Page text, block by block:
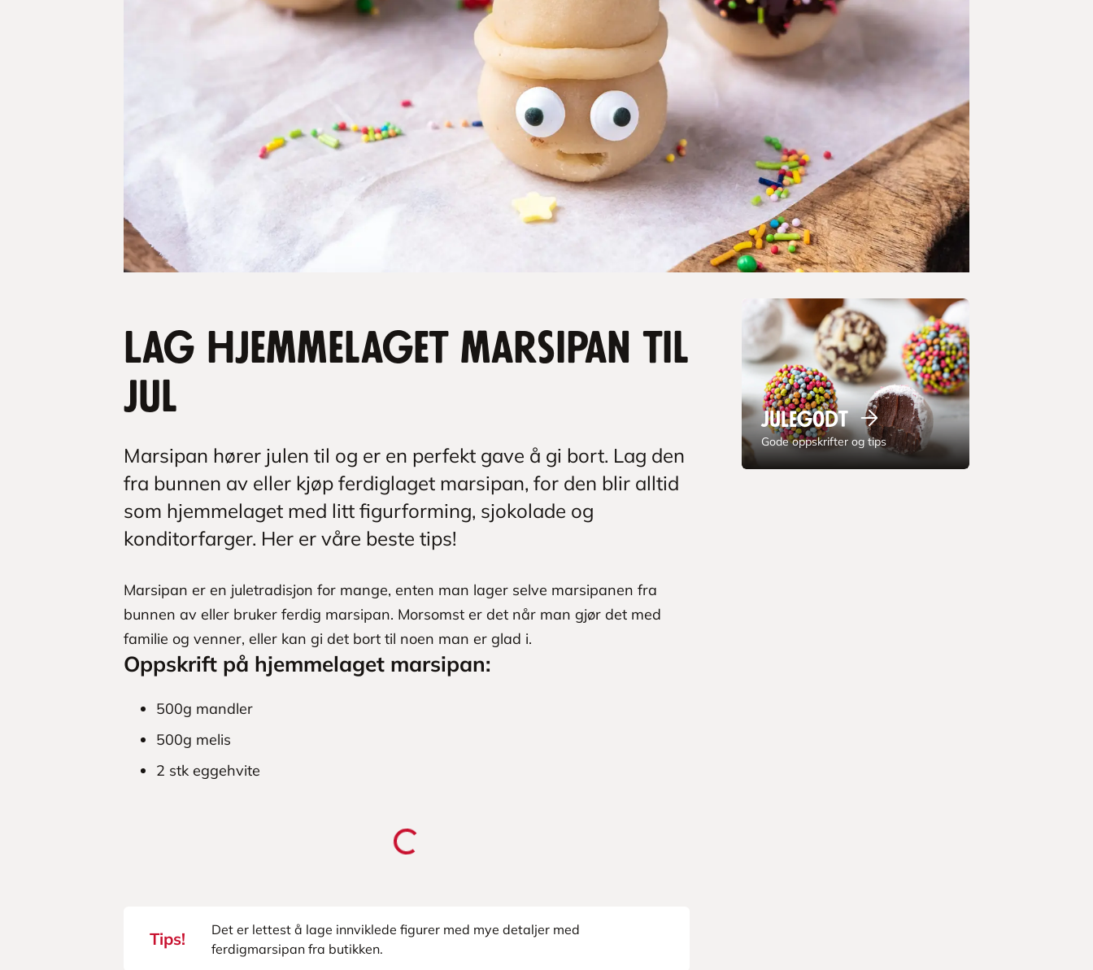
Lag hjemmelaget marsipan til
jul
Marsipan hører julen til og er en perfekt gave å gi bort. Lag den
fra bunnen av eller kjøp ferdiglaget marsipan, for den blir alltid
som hjemmelaget med litt figurforming, sjokolade og
konditorfarger. Her er våre beste tips!
Marsipan er en juletradisjon for mange, enten man lager selve marsipanen fra
bunnen av eller bruker ferdig marsipan. Morsomst er det når man gjør det med
familie og venner, eller kan gi det bort til noen man er glad i.
Oppskrift på hjemmelaget marsipan:
500g mandler
500g melis
2 stk eggehvite
Tips!
Det er lettest å lage innviklede figurer med mye detaljer med
ferdigmarsipan fra butikken.
Julegodt
Gode oppskrifter og tips